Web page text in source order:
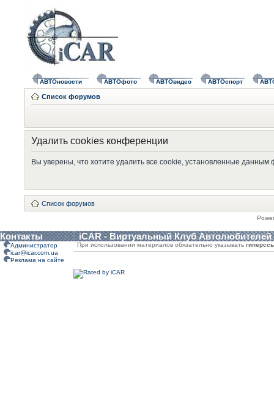
АВТОновости АВТОфото АВТОвидео АВТОспорт
Список форумов
Удалить cookies конференции
Вы уверены, что хотите удалить все cookie, установленные
Список форумов
Контакты iCAR - Виртуальный Клуб Автолюбителей
Администратор
icar@icar.com.ua
Реклама на сайте
При использовании материалов обязательно указывать